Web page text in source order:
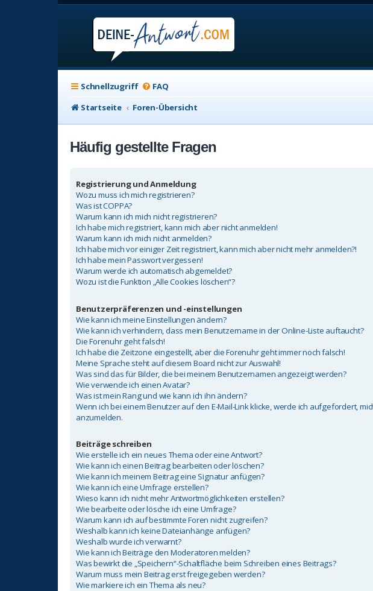
Schnellzugriff FAQ
Startseite
Foren-Übersicht
Häufig gestellte Fragen
Registrierung und Anmeldung
Wozu muss ich mich registrieren?
Was ist COPPA?
Warum kann ich mich nicht registrieren?
Ich habe mich registriert, kann mich aber nicht anmelden!
Warum kann ich mich nicht anmelden?
Ich habe mich vor einiger Zeit registriert, kann mich aber nicht mehr anmelden?!
Ich habe mein Passwort vergessen!
Warum werde ich automatisch abgemeldet?
Wozu ist die Funktion „Alle Cookies löschen“?
Benutzerpräferenzen und -einstellungen
Wie kann ich meine Einstellungen ändern?
Wie kann ich verhindern, dass mein Benutzername in der Online-Liste auftaucht?
Die Forenuhr geht falsch!
Ich habe die Zeitzone eingestellt, aber die Forenuhr geht immer noch falsch!
Meine Sprache steht auf diesem Board nicht zur Auswahl!
Was sind das für Bilder, die bei meinem Benutzernamen angezeigt werden?
Wie verwende ich einen Avatar?
Was ist mein Rang und wie kann ich ihn ändern?
Wenn ich bei einem Benutzer auf den E-Mail-Link klicke, werde ich aufgefordert,
anzumelden.
Beiträge schreiben
Wie erstelle ich ein neues Thema oder eine Antwort?
Wie kann ich einen Beitrag bearbeiten oder löschen?
Wie kann ich meinem Beitrag eine Signatur anfügen?
Wie kann ich eine Umfrage erstellen?
Wieso kann ich nicht mehr Antwortmöglichkeiten erstellen?
Wie bearbeite oder lösche ich eine Umfrage?
Warum kann ich auf bestimmte Foren nicht zugreifen?
Weshalb kann ich keine Dateianhänge anfügen?
Weshalb wurde ich verwarnt?
Wie kann ich Beiträge den Moderatoren melden?
Was bewirkt die „Speichern“-Schaltfläche beim Schreiben eines Beitrags?
Warum muss mein Beitrag erst freigegeben werden?
Wie markiere ich ein Thema als neu?